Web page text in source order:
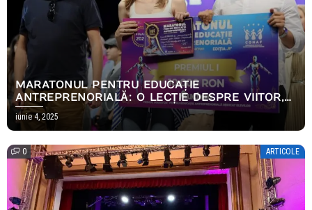
MARATONUL PENTRU EDUCAȚIE
ANTREPRENORIALĂ: O LECȚIE DESPRE VIITOR,
INOVAȚIE ȘI LEADERSHIP ECONOMIC
iunie 4, 2025
0 ARTICOLE